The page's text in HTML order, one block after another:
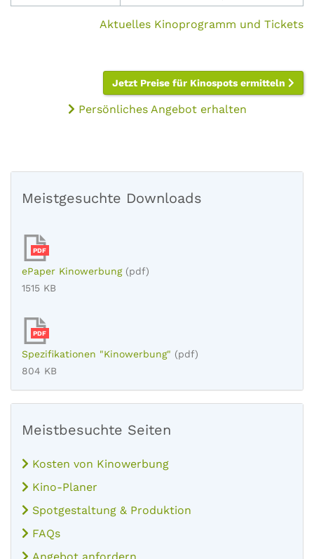
Aktuelles Kinoprogramm und Tickets
Jetzt Preise für Kinospots ermitteln
Persönliches Angebot erhalten
Meistgesuchte Downloads
PDF
ePaper Kinowerbung (pdf)
1515 KB
PDF
Spezifikationen "Kinowerbung" (pdf)
804 KB
Meistbesuchte Seiten
Kosten von Kinowerbung
Kino-Planer
Spotgestaltung & Produktion
FAQs
Angebot anfordern